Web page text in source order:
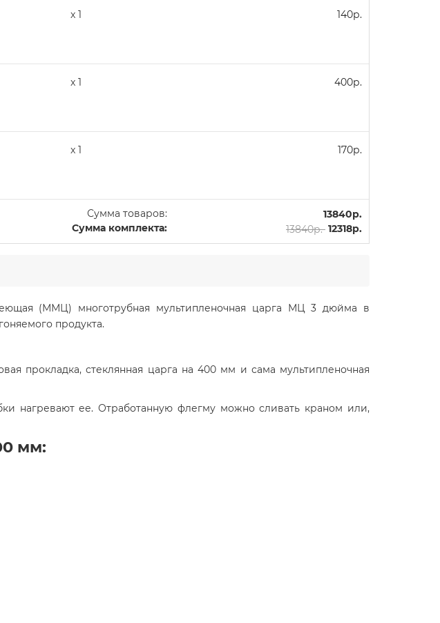
x 1 140р.
x 1 400р.
x 1 170р.
Сумма товаров:
13840р.
Сумма комплекта:
13840р. 12318р.
(ММЦ) многотрубная мультипленочная царга МЦ 3 дюйма в
продукта.
прокладка, стеклянная царга на 400 мм и сама мультипленочная
нагревают ее. Отработанную флегму можно сливать краном или,
мм: